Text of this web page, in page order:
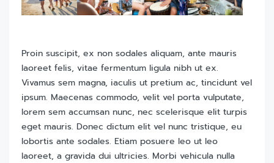
Proin suscipit, ex non sodales aliquam, ante mauris
laoreet felis, vitae fermentum ligula nibh ut ex.
Vivamus sem magna, iaculis ut pretium ac, tincidunt vel
ipsum. Maecenas commodo, velit vel porta vulputate,
lorem sem accumsan nunc, nec scelerisque elit turpis
eget mauris. Donec dictum elit vel nunc tristique, eu
lobortis ante sodales. Etiam posuere leo ut leo
laoreet, a gravida dui ultricies. Morbi vehicula nulla